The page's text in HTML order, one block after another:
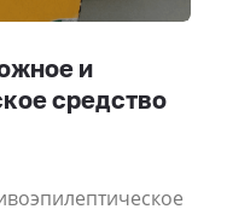
и
средство